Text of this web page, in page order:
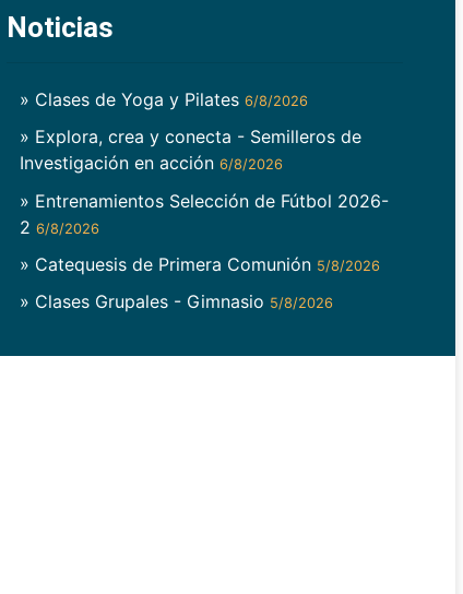
Noticias
» Clases de Yoga y Pilates 6/8/2026
» Explora, crea y conecta - Semilleros de
Investigación en acción 6/8/2026
» Entrenamientos Selección de Fútbol 2026-
2 6/8/2026
» Catequesis de Primera Comunión 5/8/2026
» Clases Grupales - Gimnasio 5/8/2026